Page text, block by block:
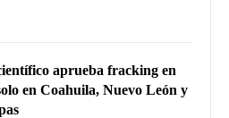
aprueba fracking en
en Coahuila, Nuevo León y